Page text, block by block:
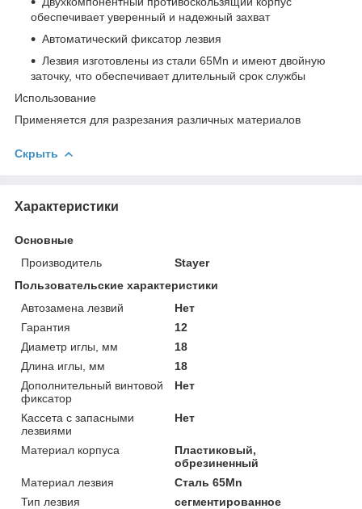
обеспечивает уверенный и надежный захват
Автоматический фиксатор лезвия
Лезвия изготовлены из стали 65Mn и имеют двойную
заточку, что обеспечивает длительный срок службы
Использование
Применяется для разрезания различных материалов
Скрыть
Характеристики
Основные
Производитель
Stayer
Пользовательские характеристики
Автозамена лезвий
Нет
Гарантия
12
Диаметр иглы, мм
18
Длина иглы, мм
18
Дополнительный винтовой
фиксатор
Нет
Кассета с запасными
лезвиями
Нет
Материал корпуса
Пластиковый,
обрезиненный
Материал лезвия
Сталь 65Mn
Тип лезвия
сегментированное